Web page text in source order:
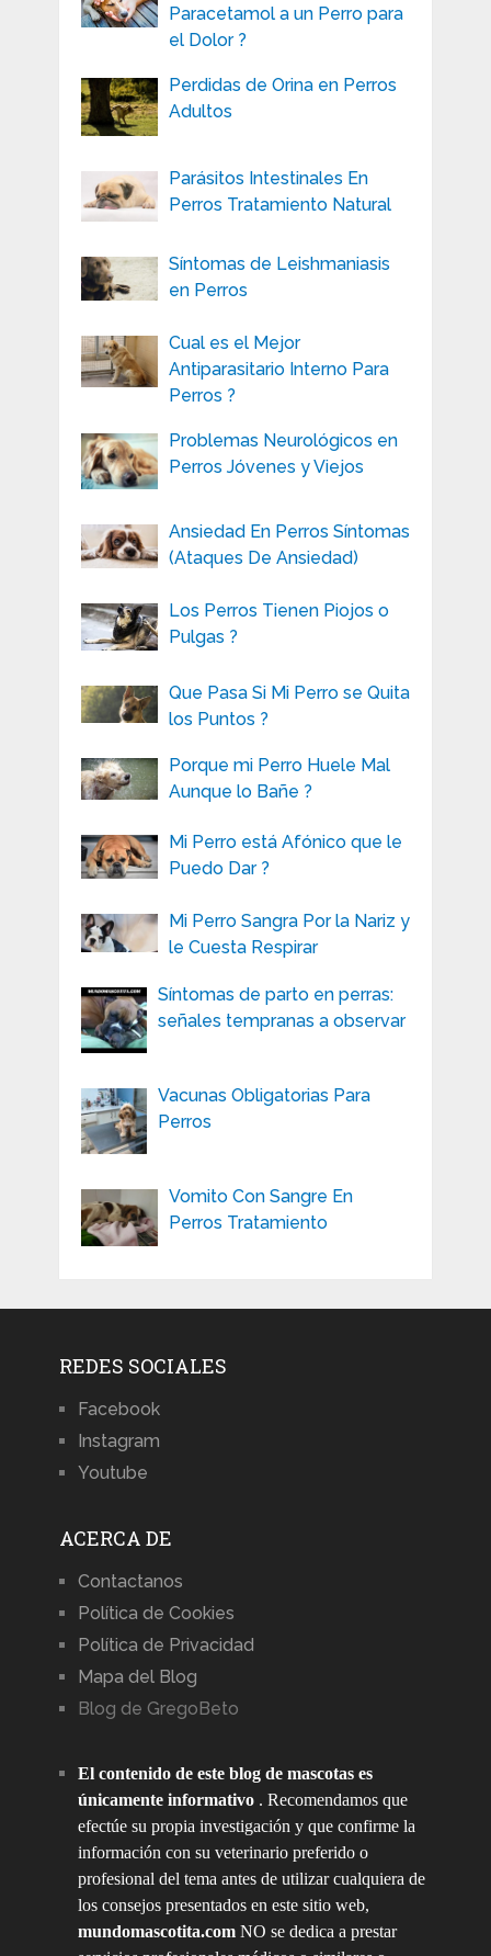
Paracetamol a un Perro para
el Dolor ?
Perdidas de Orina en Perros
Adultos
Parásitos Intestinales En
Perros Tratamiento Natural
Síntomas de Leishmaniasis
en Perros
Cual es el Mejor
Antiparasitario Interno Para
Perros ?
Problemas Neurológicos en
Perros Jóvenes y Viejos
Ansiedad En Perros Síntomas
(Ataques De Ansiedad)
Los Perros Tienen Piojos o
Pulgas ?
Que Pasa Si Mi Perro se Quita
los Puntos ?
Porque mi Perro Huele Mal
Aunque lo Bañe ?
Mi Perro está Afónico que le
Puedo Dar ?
Mi Perro Sangra Por la Nariz y
le Cuesta Respirar
Síntomas de parto en perras:
señales tempranas a observar
Vacunas Obligatorias Para
Perros
Vomito Con Sangre En
Perros Tratamiento
REDES SOCIALES
Facebook
Instagram
Youtube
ACERCA DE
Contactanos
Política de Cookies
Política de Privacidad
Mapa del Blog
Blog de GregoBeto
El contenido de este blog de mascotas es
únicamente informativo. Recomendamos que
efectúe su propia investigación y que confirme la
información con su veterinario preferido o
profesional del tema antes de utilizar cualquiera de
los consejos presentados en este sitio web,
mundomascotita.comNO se dedica a prestar